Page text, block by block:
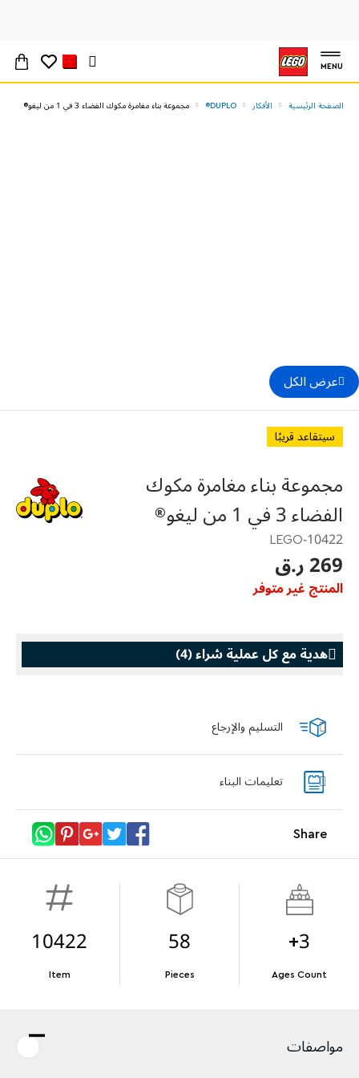
MENU
الصفحة الرئيسية الأفكار DUPLO® مجموعة بناء مغامرة مكوك الفضاء 3 في 1 من ليغو®
عرض الكل
سيتقاعد قريبًا
مجموعة بناء مغامرة مكوك
الفضاء 3 في 1 من ليغو®
10422-LEGO
269 ر.ق
المنتج غير متوفر
هدية مع كل عملية شراء(
4
)
هدية مع كل عملية شراء
LEGO® Koenigsegg Sadair's Spear
Steering Wheel
With purchases of Koenigsegg Sadair's Spear
Megacar (42232). While supplies last.*
التسليم والإرجاع
تعليمات البناء
Share
3+
Ages Count
58
Pieces
10422
Item
مواصفات